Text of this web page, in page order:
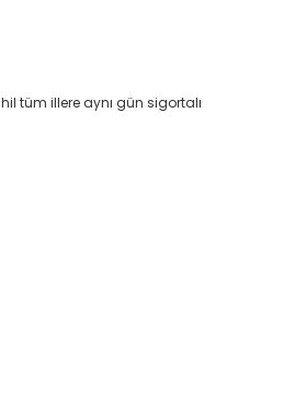
tüm illere aynı gün sigortalı